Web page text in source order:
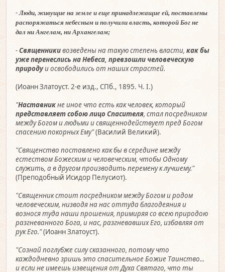
-Люди, живущие на земле и еще принадлежащие ей, поставлены
распоряжаться небесным и получили власть, которой Бог не
дал ни Ангелам, ни Архангелам;
-Священникивозведены на такую степень власти, как бы
уже перенеслись на Небеса, превзошли человеческую
природуи освободились от наших страстей.
(Иоанн Златоуст. 2-е изд., СПб., 1895. Ч. I.)
"Наставникне иное что есть как человек, который
представляет собою лицо Спасителя, стал посредником
между Богом и людьми и священнодействует пред Богом
спасению покорных Ему"(Василий Великий).
"Священство поставлено как бы в середине между
естеством Божеским и человеческим, чтобы Одному
служить, а в другом производить перемену к лучшему."
(Преподобный Исидор Пелусиот).
"Священник стоит посредником между Богом и родом
человеческим, низводя на нас оттуда благодеяния и
вознося туда наши прошения, примиряя со всею природою
разгневанного Бога, и нас, разгневавших Его, избавляя от
рук Его."(Иоанн Златоуст).
"Сознай поглубже силу сказанного, потому что
каждодневно зришь это спасительное Божие Таинство...
и если не имеешь извещения от Духа Святаго, что ты